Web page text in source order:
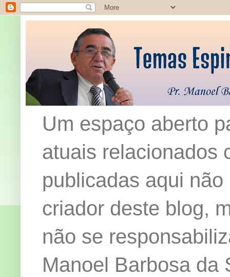
Um espaço aberto
atuais relacionados
publicadas aqui
criador deste blog,
não se
Manoel Barbosa da